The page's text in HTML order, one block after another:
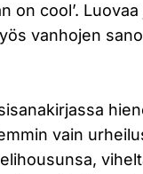
on cool’.
vanhojen
vain